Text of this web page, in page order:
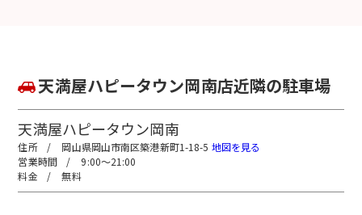
天満屋ハピータウン岡南店近隣の駐車場
天満屋ハピータウン岡南
岡山県岡山市南区築港新町1-18-5 地図を見る
9:00～21:00
無料